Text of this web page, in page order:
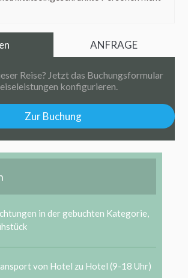
ANFRAGE
Reise? Jetzt das Buchungsformular
konfigurieren.
Zur Buchung
in der gebuchten Kategorie,
von Hotel zu Hotel (9-18 Uhr)